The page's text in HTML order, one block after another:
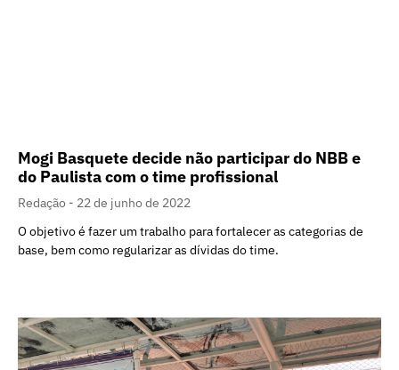
Mogi Basquete decide não participar do NBB e
do Paulista com o time profissional
Redação
22 de junho de 2022
O objetivo é fazer um trabalho para fortalecer as categorias de
base, bem como regularizar as dívidas do time.